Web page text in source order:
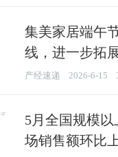
集美家居端午
线，进一步拓
产经速递 2026-6-15
5月全国规模
场销售额环比